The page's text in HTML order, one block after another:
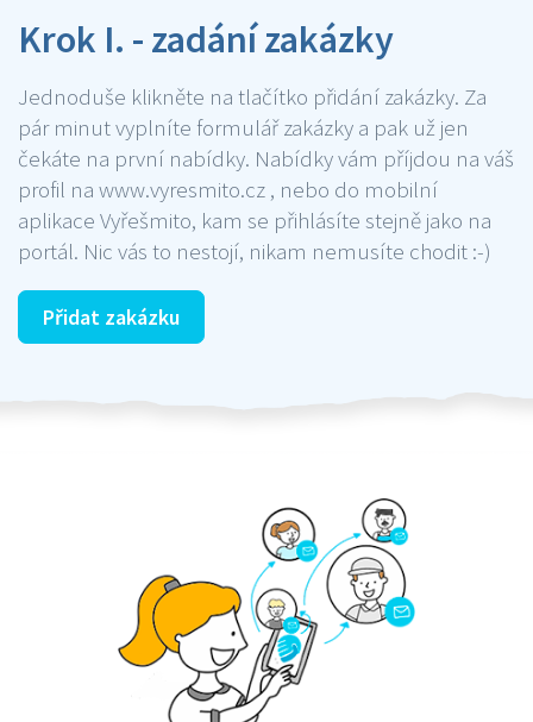
Krok I. - zadání zakázky
Jednoduše klikněte na tlačítko přidání zakázky. Za
pár minut vyplníte formulář zakázky a pak už jen
čekáte na první nabídky. Nabídky vám příjdou na váš
profil na www.vyresmito.cz , nebo do mobilní
aplikace Vyřešmito, kam se přihlásíte stejně jako na
portál. Nic vás to nestojí, nikam nemusíte chodit :-)
Přidat zakázku